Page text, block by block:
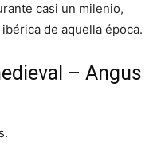
casi un milenio,
de aquella época.
– Angus